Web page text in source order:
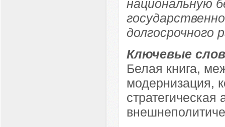
национальную
долгосрочного
Ключевые
Белая книга,
модернизация,
стратегическая